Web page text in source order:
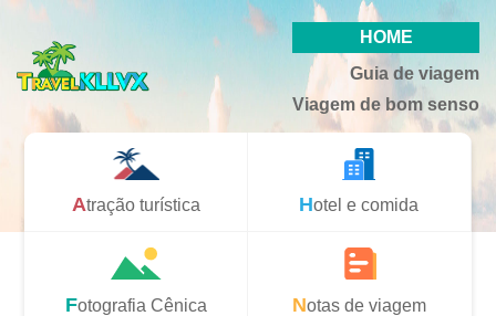
HOME
Guia de viagem
Viagem de bom senso
Atração turística Hotel e comida
Fotografia Cênica Notas de viagem